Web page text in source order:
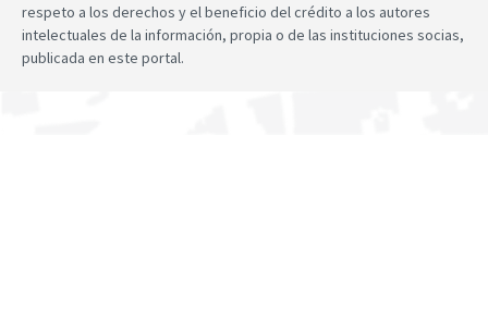
respeto a los derechos y el beneficio del crédito a los autores
intelectuales de la información, propia o de las instituciones socias,
publicada en este portal.